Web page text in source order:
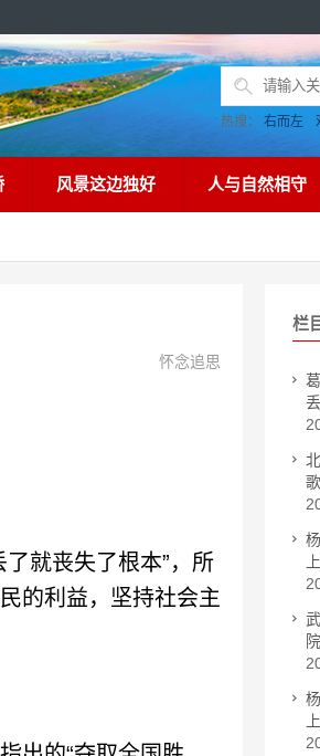
热搜： 右而左
风景这边独好 人与自然相守
怀念追思
就丧失了根本”，所
的利益，坚持社会主
栏
丢